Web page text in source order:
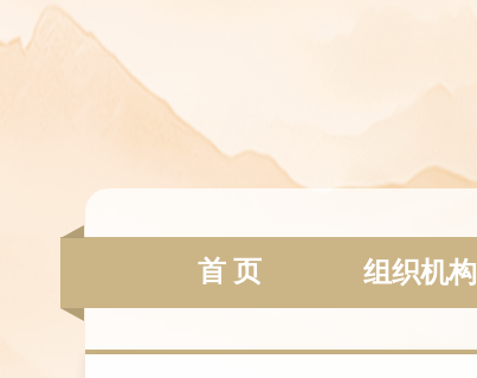
首 页 组织机构